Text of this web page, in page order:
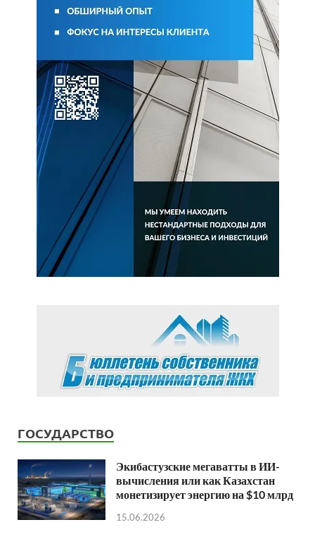
ГОСУДАРСТВО
Экибастузские мегаватты в ИИ-
вычисления или как Казахстан
монетизирует энергию на $10 млрд
15.06.2026